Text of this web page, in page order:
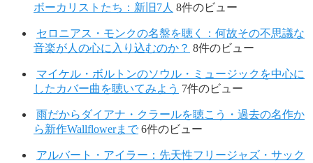
ボーカリストたち：新旧7人 8件のビュー
セロニアス・モンクの名盤を聴く：何故その不思議な
音楽が人の心に入り込むのか？ 8件のビュー
マイケル・ボルトンのソウル・ミュージックを中心に
したカバー曲を聴いてみよう 7件のビュー
雨だからダイアナ・クラールを聴こう・過去の名作か
ら新作Wallflowerまで 6件のビュー
アルバート・アイラー：先天性フリージャズ・サック